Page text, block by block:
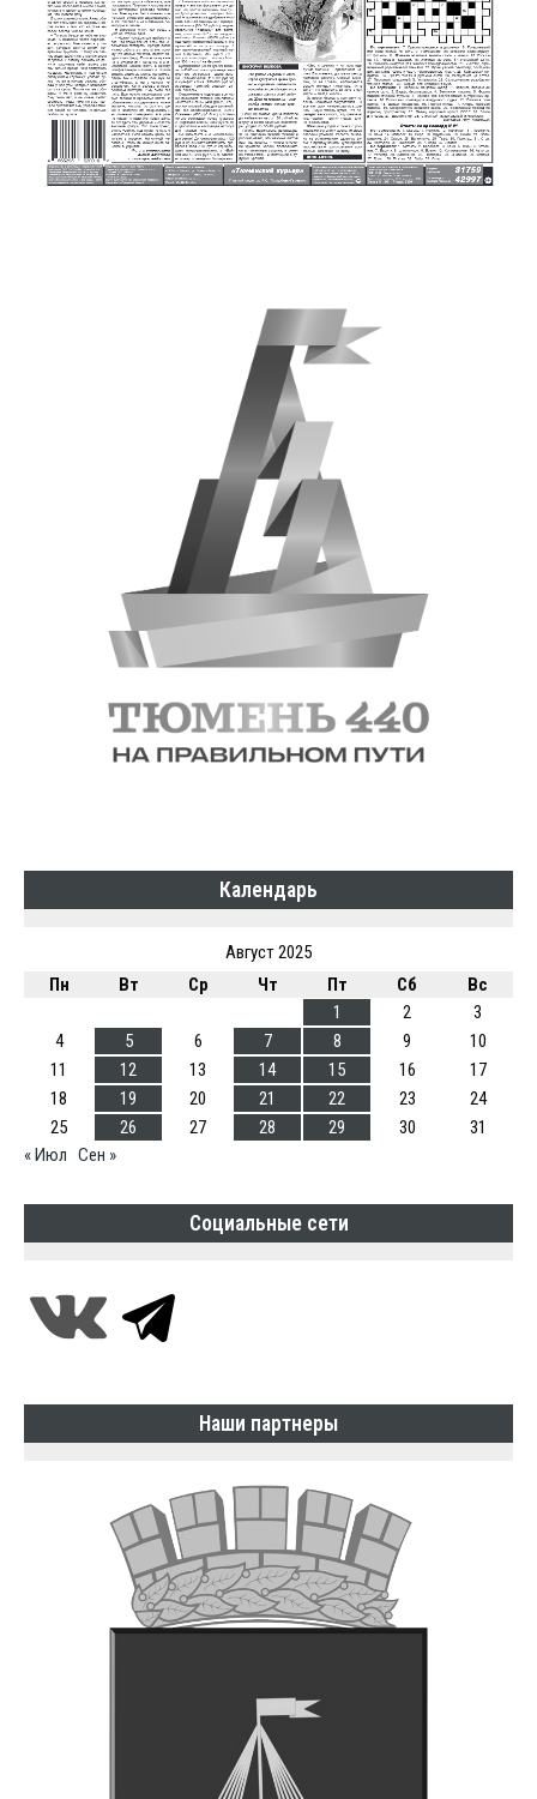
Календарь
Август 2025
Пн
Вт Ср Чт Пт Сб
Вс
1
2
3
4
5 6 7 8 9
10
11
12 13 14 15 16
17
18
19 20 21 22 23
24
25
26 27 28 29 30
31
« Июл Сен »
Социальные сети
Наши партнеры